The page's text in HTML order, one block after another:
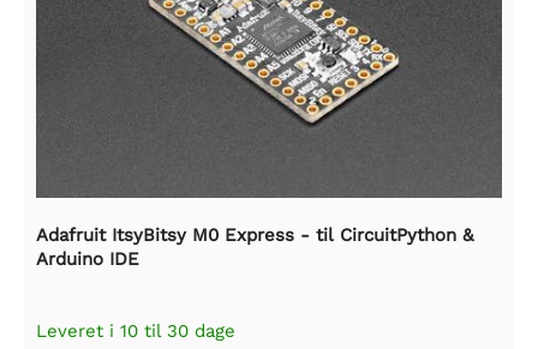
Adafruit ItsyBitsy M0 Express - til CircuitPython &
Arduino IDE
Leveret i 10 til 30 dage